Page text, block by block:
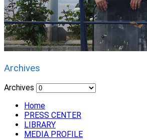
Archives
Archives
Home
PRESS CENTER
LIBRARY
MEDIA PROFILE